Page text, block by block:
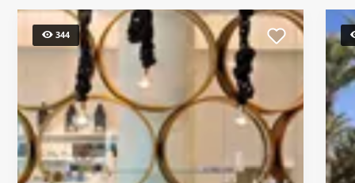
344